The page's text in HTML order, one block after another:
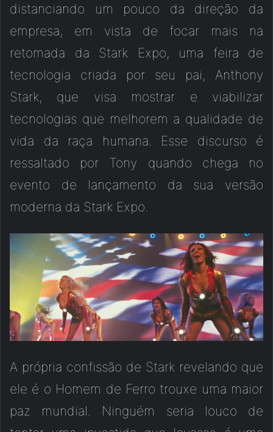
distanciando um pouco da direção da
empresa, em vista de focar mais na
retomada da Stark Expo, uma feira de
tecnologia criada por seu pai, Anthony
Stark, que visa mostrar e viabilizar
tecnologias que melhorem a qualidade de
vida da raça humana. Esse discurso é
ressaltado por Tony quando chega no
evento de lançamento da sua versão
moderna da Stark Expo.
A própria confissão de Stark revelando que
ele é o Homem de Ferro trouxe uma maior
paz mundial. Ninguém seria louco de